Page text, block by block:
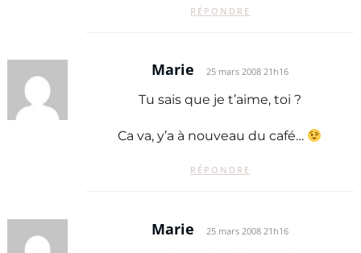
RÉPONDRE
Marie 25 mars 2008 21h16
Tu sais que je t’aime, toi ?
Ca va, y’a à nouveau du café…
RÉPONDRE
Marie 25 mars 2008 21h16